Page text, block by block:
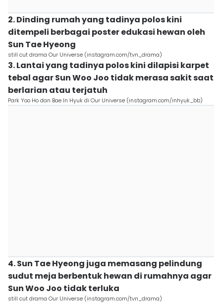
2. Dinding rumah yang tadinya polos kini
ditempeli berbagai poster edukasi hewan oleh
Sun Tae Hyeong
still cut drama Our Universe (instagram.com/tvn_drama)
3. Lantai yang tadinya polos kini dilapisi karpet
tebal agar Sun Woo Joo tidak merasa sakit saat
berlarian atau terjatuh
Park Yoo Ho dan Bae In Hyuk di Our Universe (instagram.com/inhyuk_bb)
4. Sun Tae Hyeong juga memasang pelindung
sudut meja berbentuk hewan di rumahnya agar
Sun Woo Joo tidak terluka
still cut drama Our Universe (instagram.com/tvn_drama)